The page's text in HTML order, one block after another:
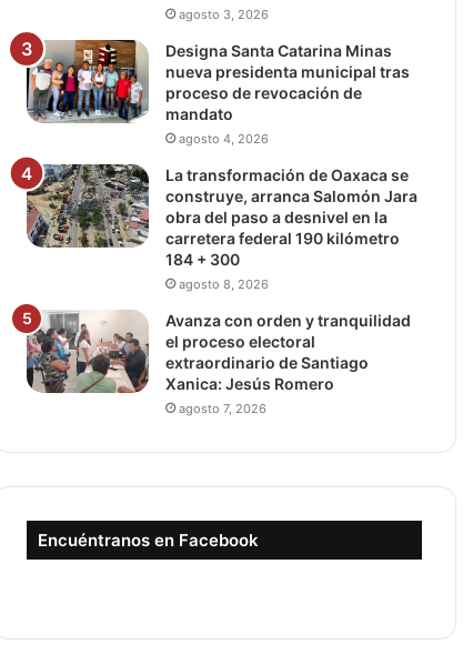
agosto 3, 2026
Designa Santa Catarina Minas
nueva presidenta municipal tras
proceso de revocación de
mandato
agosto 4, 2026
La transformación de Oaxaca se
construye, arranca Salomón Jara
obra del paso a desnivel en la
carretera federal 190 kilómetro
184 + 300
agosto 8, 2026
Avanza con orden y tranquilidad
el proceso electoral
extraordinario de Santiago
Xanica: Jesús Romero
agosto 7, 2026
Encuéntranos en Facebook